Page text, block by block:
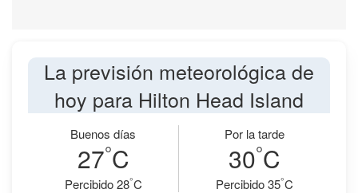
La previsión meteorológica de
hoy para Hilton Head Island
Buenos días
27°C
Percibido 28°C
Por la tarde
30°C
Percibido 35°C